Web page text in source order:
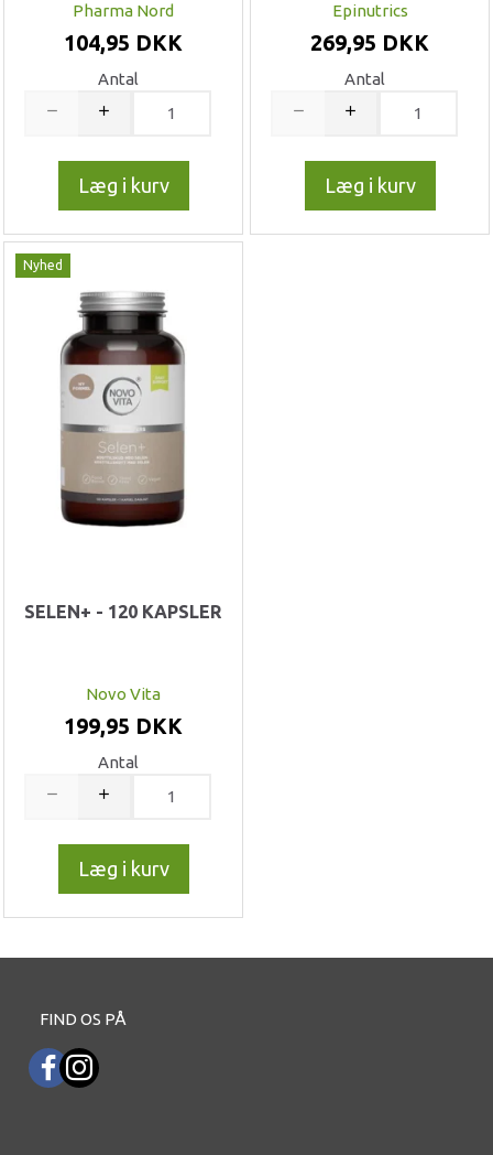
Pharma Nord
104,95 DKK
Antal
Læg i kurv
Epinutrics
269,95 DKK
Antal
Læg i kurv
Nyhed
SELEN+ - 120 KAPSLER
Novo Vita
199,95 DKK
Antal
Læg i kurv
FIND OS PÅ